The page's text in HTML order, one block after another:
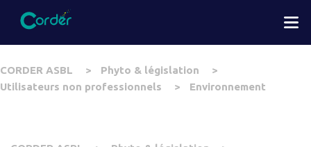
Aller
contenu
principal
You
are
CORDER ASBL
Phyto & législation
Utilisateurs non professionnels
Environnement